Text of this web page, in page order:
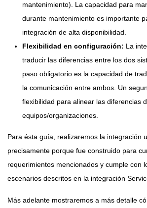
mantenimiento). La capacidad para
durante mantenimiento es importante
integración de alta disponibilidad.
Flexibilidad en configuración: La
traducir las diferencias entre los dos
paso obligatorio es la capacidad de
la comunicación entre ambos. Un
flexibilidad para alinear las diferencias
equipos/organizaciones.
Para ésta guía, realizaremos la integración
precisamente porque fue construido para
requerimientos mencionados y cumple con
escenarios descritos en la integración
Más adelante mostraremos a más detalle